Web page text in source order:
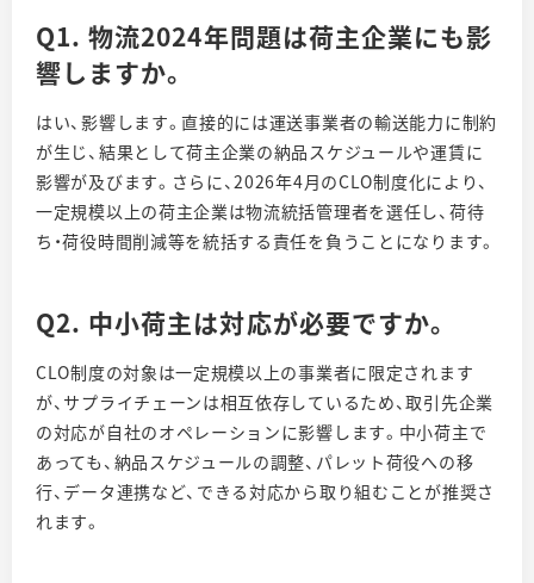
Q1. 物流2024年問題は荷主企業にも影
響しますか。
はい、影響します。直接的には運送事業者の輸送能力に制約
が生じ、結果として荷主企業の納品スケジュールや運賃に
影響が及びます。さらに、2026年4月のCLO制度化により、
一定規模以上の荷主企業は物流統括管理者を選任し、荷待
ち・荷役時間削減等を統括する責任を負うことになります。
Q2. 中小荷主は対応が必要ですか。
CLO制度の対象は一定規模以上の事業者に限定されます
が、サプライチェーンは相互依存しているため、取引先企業
の対応が自社のオペレーションに影響します。中小荷主で
あっても、納品スケジュールの調整、パレット荷役への移
行、データ連携など、できる対応から取り組むことが推奨さ
れます。